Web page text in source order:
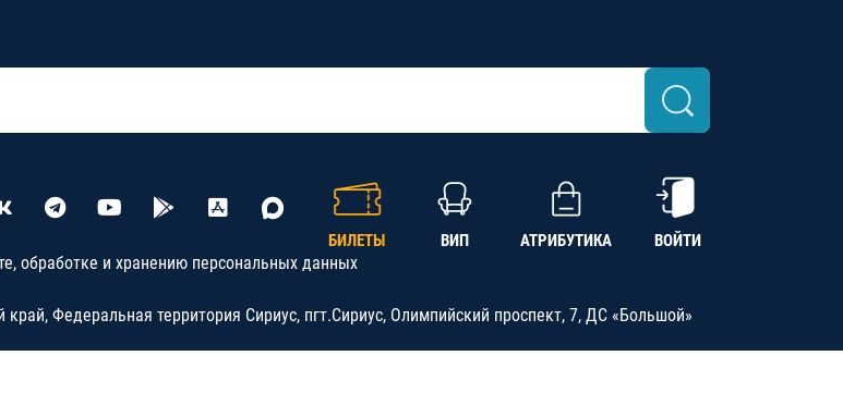
БИЛЕТЫ ВИП АТРИБУТИКА ВОЙТИ
обработке и хранению персональных данных
Федеральная территория Сириус, пгт.Сириус, Олимпийский проспект, 7, ДС «Большой»